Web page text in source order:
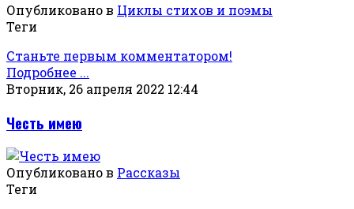
Опубликовано в Циклы стихов и поэмы
Теги
Станьте первым комментатором!
Подробнее ...
Вторник, 26 апреля 2022 12:44
Честь имею
Опубликовано в Рассказы
Теги